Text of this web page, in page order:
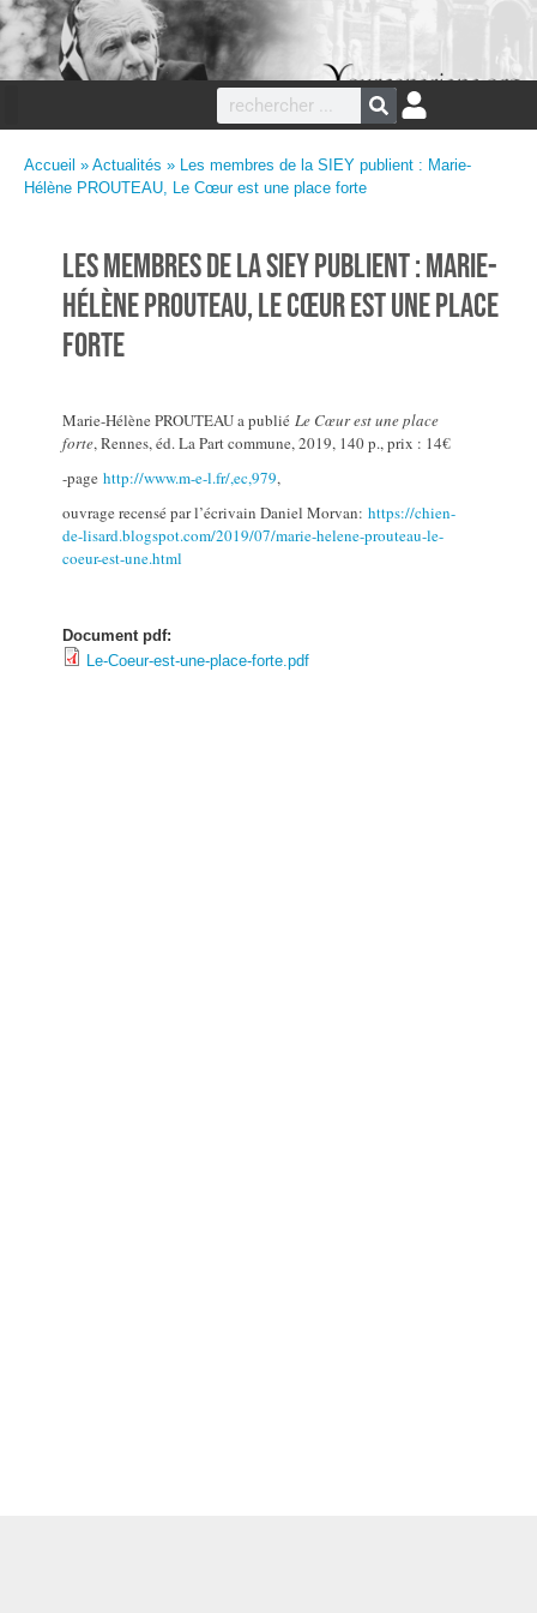
Accueil » Actualités » Les membres de la SIEY publient : Marie-
Hélène PROUTEAU, Le Cœur est une place forte
Les membres de la SIEY publient : Marie-
Hélène PROUTEAU, Le Cœur est une place
forte
Marie-Hélène PROUTEAU a publiéLe Cœur est une place
forte, Rennes, éd. La Part commune, 2019, 140 p., prix : 14€
-pagehttp://www.m-e-l.fr/,ec,979,
ouvrage recensé par l’écrivain Daniel Morvan:https://chien-
de-lisard.blogspot.com/2019/07/marie-helene-prouteau-le-
coeur-est-une.html
Document pdf:
Le-Coeur-est-une-place-forte.pdf